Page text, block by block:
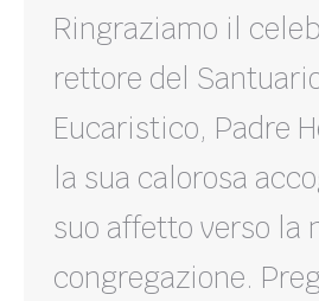
Ringraziamo il
rettore del
Eucaristico, Padre
la sua calorosa
suo affetto verso la
congregazione.